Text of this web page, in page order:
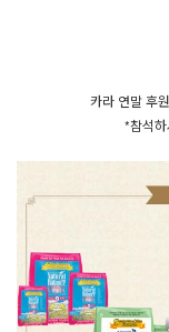
카라 연말 후
*참석